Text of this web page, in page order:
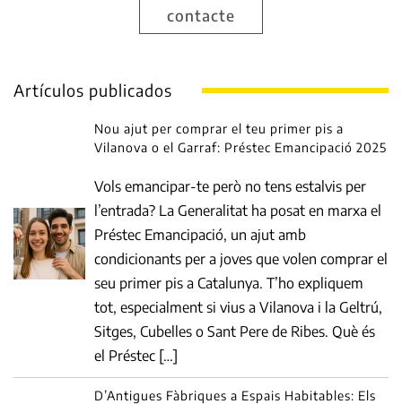
contacte
Artículos publicados
Nou ajut per comprar el teu primer pis a
Vilanova o el Garraf: Préstec Emancipació 2025
Vols emancipar-te però no tens estalvis per
l’entrada? La Generalitat ha posat en marxa el
Préstec Emancipació, un ajut amb
condicionants per a joves que volen comprar el
seu primer pis a Catalunya. T’ho expliquem
tot, especialment si vius a Vilanova i la Geltrú,
Sitges, Cubelles o Sant Pere de Ribes. Què és
el Préstec […]
D’Antigues Fàbriques a Espais Habitables: Els